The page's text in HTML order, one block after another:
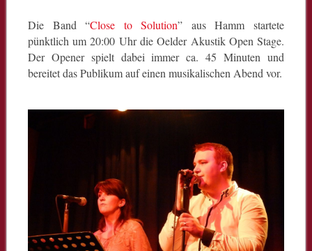
Die Band “Close to Solution” aus Hamm startete
pünktlich um 20:00 Uhr die Oelder Akustik Open Stage.
Der Opener spielt dabei immer ca. 45 Minuten und
bereitet das Publikum auf einen musikalischen Abend vor.